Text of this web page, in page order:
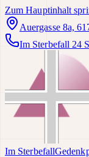
Zum Hauptinhalt
Auergasse 8a,
Im Sterbefall 24
Im Sterbefall